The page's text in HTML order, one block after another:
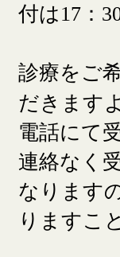
付は17：
診療をご
だきます
電話にて
連絡なく
なります
りますこ